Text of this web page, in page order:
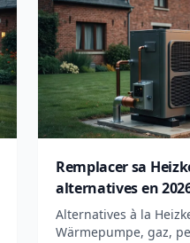
Remplacer sa
alternatives en
Alternatives à la
Wärmepumpe, gaz,